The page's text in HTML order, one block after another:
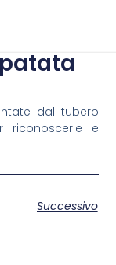
dal tubero
riconoscerle e
Successivo